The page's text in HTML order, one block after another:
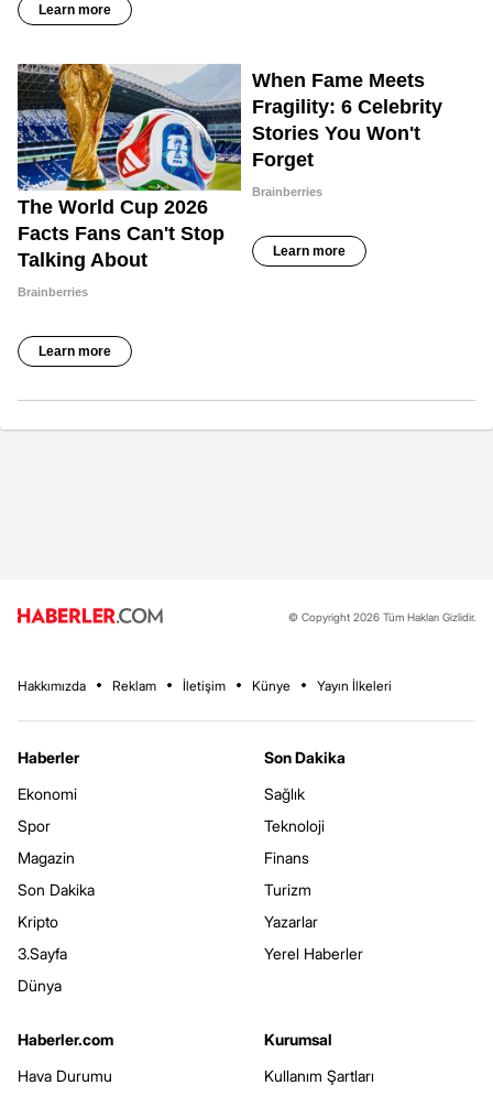
© Copyright 2026 Tüm Hakları Gizlidir.
Hakkımızda Reklam İletişim Künye Yayın İlkeleri
Haberler
Ekonomi
Spor
Magazin
Son Dakika
Kripto
3.Sayfa
Dünya
Son Dakika
Sağlık
Teknoloji
Finans
Turizm
Yazarlar
Yerel Haberler
Haberler.com
Hava Durumu
Kurumsal
Kullanım Şartları